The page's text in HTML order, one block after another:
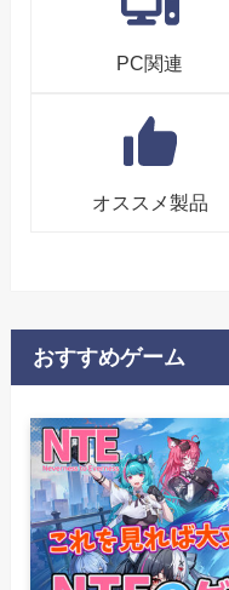
PC関連
オススメ製品
おすすめゲーム